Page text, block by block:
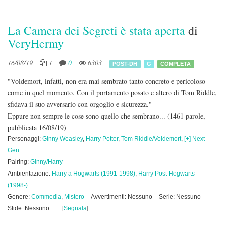
La Camera dei Segreti è stata apertadi
VeryHermy
16/08/19 1 0 6303 POST-DH G COMPLETA
"Voldemort, infatti, non era mai sembrato tanto concreto e pericoloso
come in quel momento. Con il portamento posato e altero di Tom Riddle,
sfidava il suo avversario con orgoglio e sicurezza."
Eppure non sempre le cose sono quello che sembrano... (1461 parole,
pubblicata 16/08/19)
Personaggi: Ginny Weasley, Harry Potter, Tom Riddle/Voldemort, [+] Next-
Gen
Pairing: Ginny/Harry
Ambientazione: Harry a Hogwarts (1991-1998), Harry Post-Hogwarts
(1998-)
Genere: Commedia, Mistero Avvertimenti: Nessuno
Serie: Nessuno
Sfide: Nessuno
[Segnala]